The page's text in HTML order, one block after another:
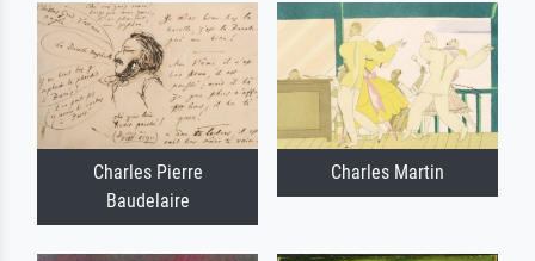
Charles Pierre
Baudelaire
Charles Martin